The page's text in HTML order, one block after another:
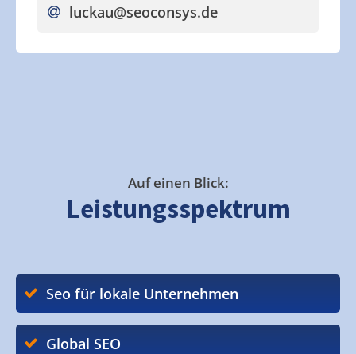
luckau@seoconsys.de
Auf einen Blick:
Leistungsspektrum
Seo für lokale Unternehmen
Global SEO